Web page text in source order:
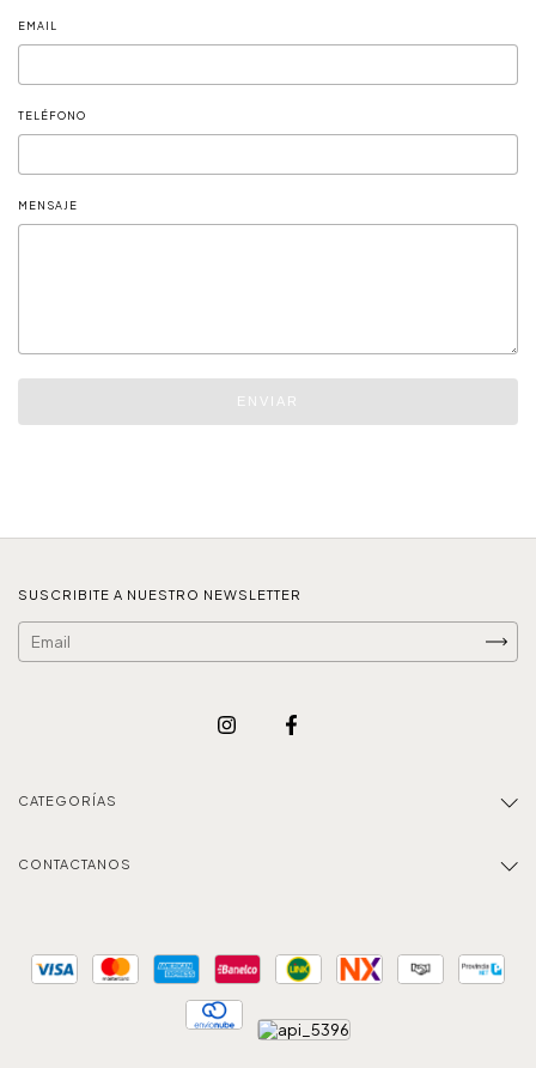
EMAIL
TELÉFONO
MENSAJE
ENVIAR
SUSCRIBITE A NUESTRO NEWSLETTER
CATEGORÍAS
CONTACTANOS